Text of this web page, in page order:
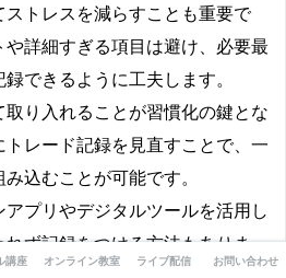
トレスを減らすことも重要で
詳細すぎる項目は避け、必要最
できるように工夫します。
取り入れることが習慣化の鍵とな
トレード記録を見直すことで、一
込むことが可能です。
プリやデジタルツールを活用し
ず記録をつける方法もありま
講座 オンライン教室 ライブ配信 お問い合わせ